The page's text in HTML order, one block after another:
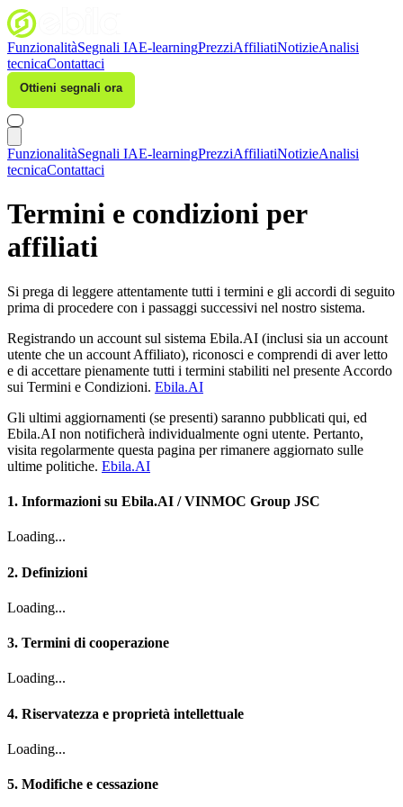
FunzionalitàSegnali IAE-learningPrezziAffiliatiNotizieAnalisi
tecnicaContattaci
Ottieni segnali ora
FunzionalitàSegnali IAE-learningPrezziAffiliatiNotizieAnalisi
tecnicaContattaci
Termini e condizioni per
affiliati
Si prega di leggere attentamente tutti i termini e gli accordi di seguito
prima di procedere con i passaggi successivi nel nostro sistema.
Registrando un account sul sistema Ebila.AI (inclusi sia un account
utente che un account Affiliato), riconosci e comprendi di aver letto
e di accettare pienamente tutti i termini stabiliti nel presente Accordo
sui Termini e Condizioni. Ebila.AI
Gli ultimi aggiornamenti (se presenti) saranno pubblicati qui, ed
Ebila.AI non notificherà individualmente ogni utente. Pertanto,
visita regolarmente questa pagina per rimanere aggiornato sulle
ultime politiche. Ebila.AI
1. Informazioni su Ebila.AI / VINMOC Group JSC
Loading...
2. Definizioni
Loading...
3. Termini di cooperazione
Loading...
4. Riservatezza e proprietà intellettuale
Loading...
5. Modifiche e cessazione